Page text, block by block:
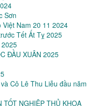
Sơn
Nam 20 11 2024
Tết Ất Tỵ 2025
ĐẦU XUÂN 2025
Cô Lê Thu Liễu đầu năm
TỐT NGHIỆP THỦ KHOA